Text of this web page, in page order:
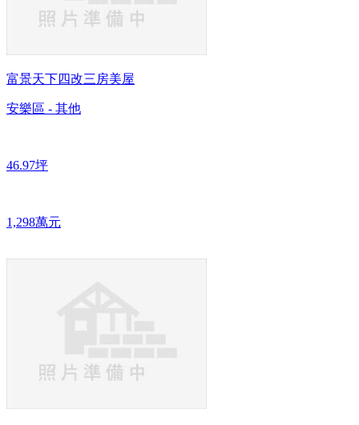
富景天下四改三房美屋
安樂區 - 其他
46.97坪
1,298萬元